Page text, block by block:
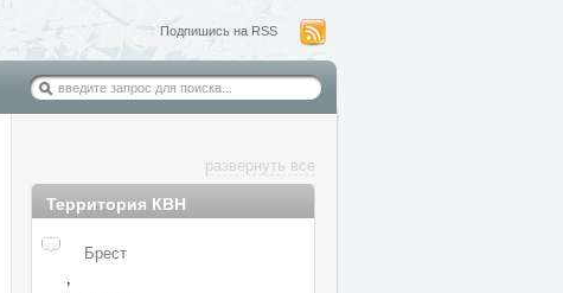
Подпишись на RSS
развернуть все
Территория КВН
Брест
,